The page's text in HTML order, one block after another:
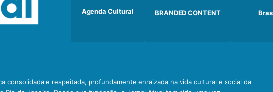
Agenda Cultural BRANDED CONTENT
consolidada e respeitada, profundamente enraizada na vida cultural e social da